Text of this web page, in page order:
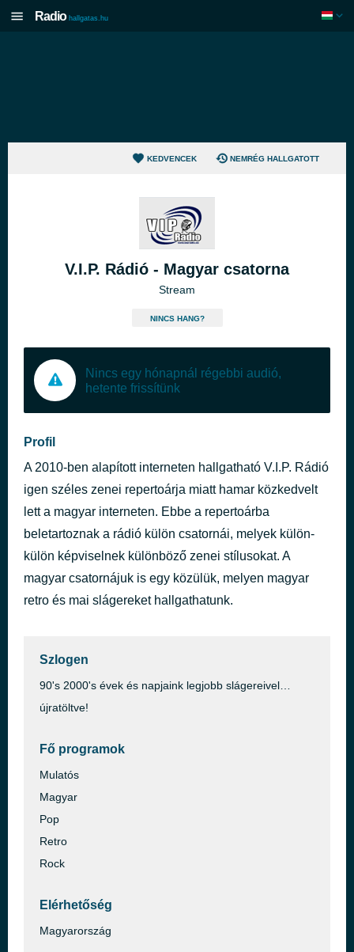
Radio hallgatas.hu
KEDVENCEK NEMRÉG HALLGATOTT
V.I.P. Rádió - Magyar csatorna
Stream
NINCS HANG?
Nincs egy hónapnál régebbi audió,
hetente frissítünk
Profil
A 2010-ben alapított interneten hallgatható V.I.P. Rádió
igen széles zenei repertoárja miatt hamar közkedvelt
lett a magyar interneten. Ebbe a repertoárba
beletartoznak a rádió külön csatornái, melyek külön-
külön képviselnek különböző zenei stílusokat. A
magyar csatornájuk is egy közülük, melyen magyar
retro és mai slágereket hallgathatunk.
Szlogen
90's 2000's évek és napjaink legjobb slágereivel…
újratöltve!
Fő programok
Mulatós
Magyar
Pop
Retro
Rock
Elérhetőség
Magyarország